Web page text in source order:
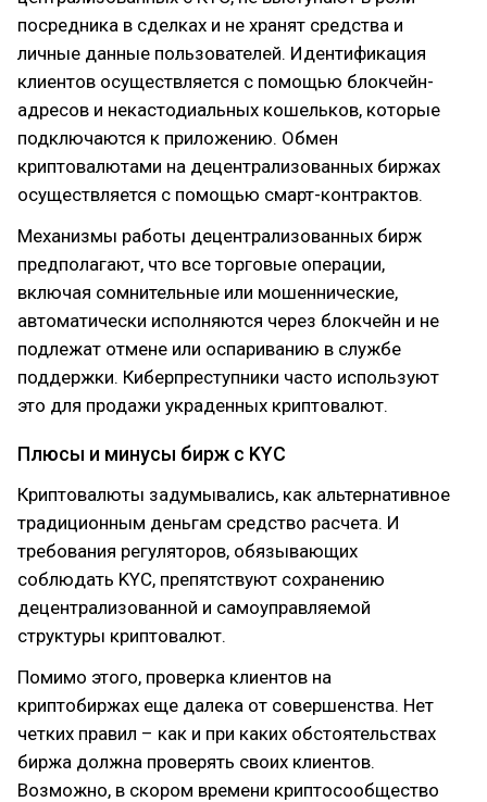
посредника в сделках и не хранят средства и
личные данные пользователей. Идентификация
клиентов осуществляется с помощью блокчейн-
адресов и некастодиальных кошельков, которые
подключаются к приложению. Обмен
криптовалютами на децентрализованных биржах
осуществляется с помощью смарт-контрактов.
Механизмы работы децентрализованных бирж
предполагают, что все торговые операции,
включая сомнительные или мошеннические,
автоматически исполняются через блокчейн и не
подлежат отмене или оспариванию в службе
поддержки. Киберпреступники часто используют
это для продажи украденных криптовалют.
Плюсы и минусы бирж с KYC
Криптовалюты задумывались, как альтернативное
традиционным деньгам средство расчета. И
требования регуляторов, обязывающих
соблюдать KYC, препятствуют сохранению
децентрализованной и самоуправляемой
структуры криптовалют.
Помимо этого, проверка клиентов на
криптобиржах еще далека от совершенства. Нет
четких правил – как и при каких обстоятельствах
биржа должна проверять своих клиентов.
Возможно, в скором времени криптосообщество